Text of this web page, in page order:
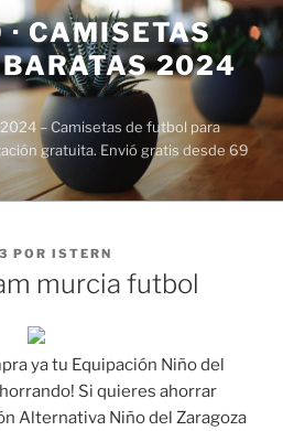
· CAMISETAS
2024
– Camisetas de futbol para
gratuita. Envió gratis desde 69
POR ISTERN
murcia futbol
ya tu Equipación Niño del
Si quieres ahorrar
Alternativa Niño del Zaragoza